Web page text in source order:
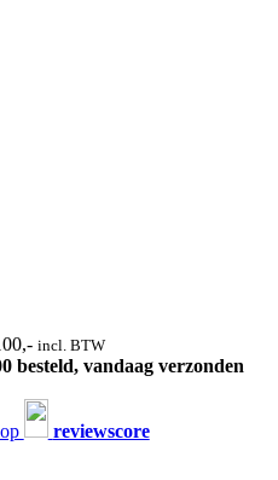
incl. BTW
besteld, vandaag verzonden
reviewscore